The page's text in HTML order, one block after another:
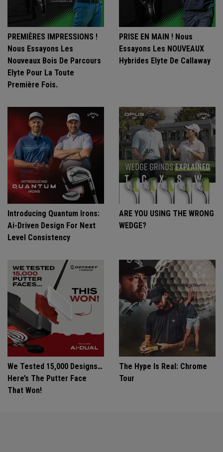
PREMIÈRES IMPRESSIONS !
Nous Essayons Les
Nouveaux Bois De Parcours
Elyte Pour La Toute
Première Fois.
PRISE EN MAIN ! Nous
Essayons Les NOUVEAUX
Hybrides Elyte De Callaway
Introducing Quantum Irons:
Ai-Driven Design For Next
Level Consistency
ARE YOU USING THE WRONG
WEDGE?
We Tested 15,000 Designs…
Here’s The Putter Face
That Won!
The Hype Is Real: Chrome
Tour